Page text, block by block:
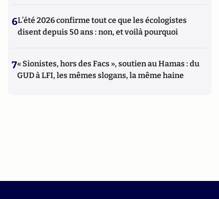
6L’été 2026 confirme tout ce que les écologistes
disent depuis 50 ans : non, et voilà pourquoi
7« Sionistes, hors des Facs », soutien au Hamas : du
GUD à LFI, les mêmes slogans, la même haine